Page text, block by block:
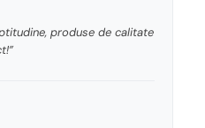
produse de calitate